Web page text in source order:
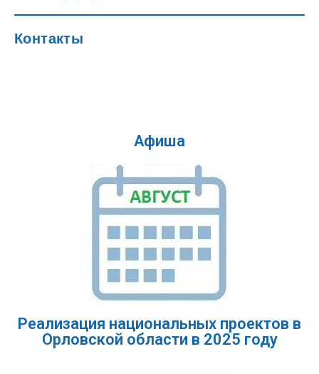
Контакты
Афиша
Реализация национальных проектов в
Орловской области в 2025 году